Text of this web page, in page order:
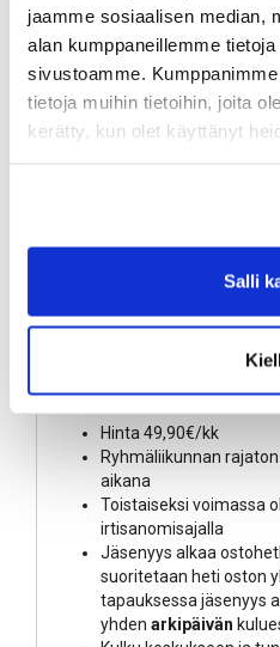
jaamme sosiaalisen median,
alan kumppaneillemme
sivustoamme.
tietoja muihin tietoihin, joita
kerätty, kun olet käyttänyt
Salli
käyttöön!
Lisää tuote ostoskoriin ja siirry
maksutavaksi joko
liikuntarahalla, pankkikortilla.
89,80 € / kpl sis. alv.
LISÄÄ
Hinta 49,90€/kk
Ryhmäliikunnan
aikana
Toistaiseksi voimassa
irtisanomisajalla
Jäsenyys alkaa
suoritetaan heti oston
tapauksessa jäsenyys
yhden arkipäivän